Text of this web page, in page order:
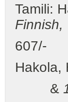
Tamili:
Finnish,
Hakola,
&